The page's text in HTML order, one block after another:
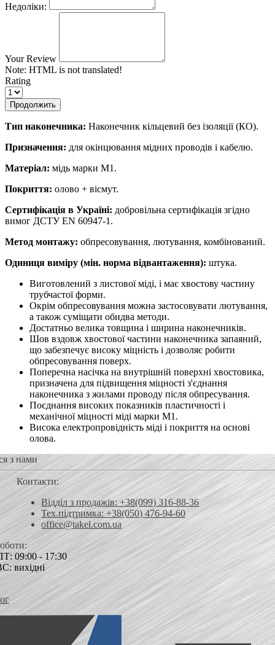
Недоліки:
Your Review
Note: HTML is not translated!
Rating
Продолжить
Тип наконечника: Наконечник кільцевий без ізоляції (КО).
Призначення: для окінцювання мідних проводів і кабелю.
Матеріал: мідь марки М1.
Покриття: олово + вісмут.
Сертифікація в Україні: добровільна сертифікація згідно
вимог ДСТУ EN 60947-1.
Метод монтажу: обпресовування, лютування, комбінований.
Одиниця виміру (мін. норма відвантаження): штука.
Виготовлений з листової міді, і має хвостову частину
трубчастої форми.
Окрім обпресовування можна застосовувати лютування,
а також суміщати обидва методи.
Достатньо велика товщина і ширина наконечників.
Шов вздовж хвостової частини наконечника запаяний,
що забезпечує високу міцність і дозволяє робити
обпресовування поверх.
Поперечна насічка на внутрішній поверхні хвостовика,
призначена для підвищення міцності з'єднання
наконечника з жилами проводу після обпресування.
Поєднання високих показників пластичності і
механічної міцності міді марки М1.
Висока електропровідність міді і покриття на основі
олова.
з нами
Контакти:
Відділ з продажів: +38(099) 316-88-36
Тех.підтримка: +38(050) 476-94-60
office@takel.com.ua
09:00 - 17:30
вихідні